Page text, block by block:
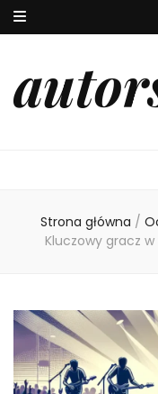
Strona główna /
Kluczowy gracz